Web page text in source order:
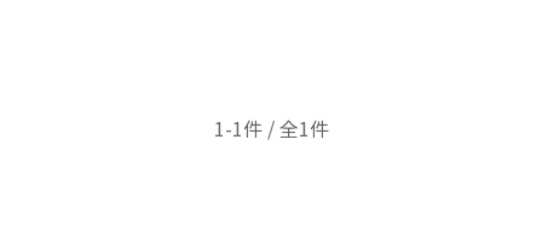
1-1件 / 全1件